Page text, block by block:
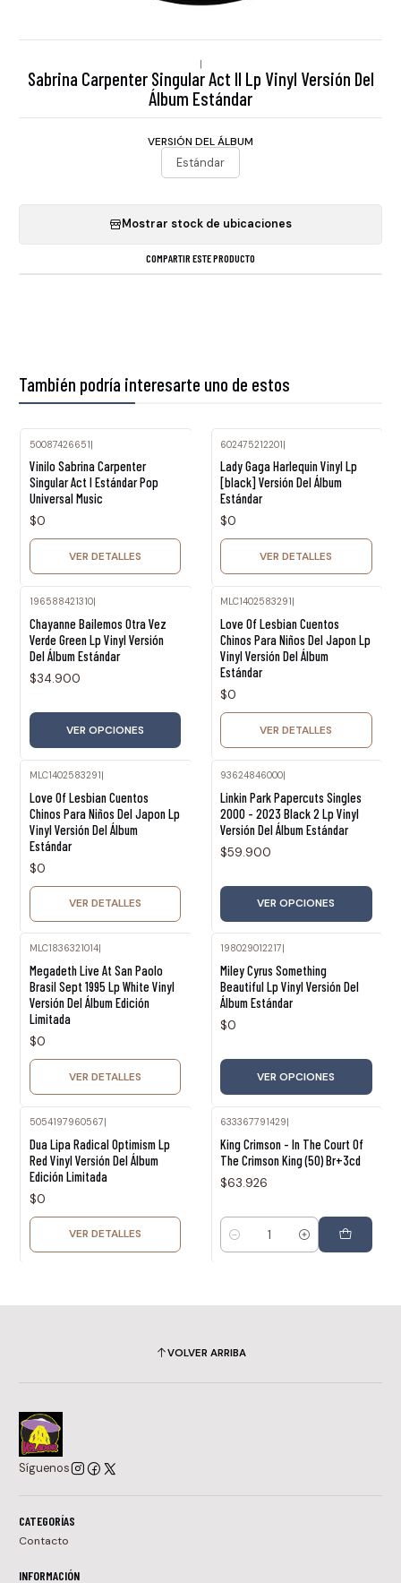
|
Sabrina Carpenter Singular Act Il Lp Vinyl Versión Del
Álbum Estándar
VERSIÓN DEL ÁLBUM
Estándar
Mostrar stock de ubicaciones
COMPARTIR ESTE PRODUCTO
También podría interesarte uno de estos
50087426651|
Vinilo Sabrina Carpenter
Singular Act I Estándar Pop
Universal Music
$0
VER DETALLES
602475212201|
Lady Gaga Harlequin Vinyl Lp
[black] Versión Del Álbum
Estándar
$0
VER DETALLES
196588421310|
Chayanne Bailemos Otra Vez
Verde Green Lp Vinyl Versión
Del Álbum Estándar
$34.900
VER OPCIONES
MLC1402583291
Love Of Lesbian Cuentos
Chinos Para Niños Del Japon Lp
Vinyl Versión Del Álbum
Estándar
$0
VER DETALLES
MLC1402583291|
Love Of Lesbian Cuentos
Chinos Para Niños Del Japon Lp
Vinyl Versión Del Álbum
Estándar
$0
VER DETALLES
93624846000|
Linkin Park Papercuts Singles
2000 - 2023 Black 2 Lp Vinyl
Versión Del Álbum Estándar
$59.900
VER OPCIONES
MLC1836321014|
Megadeth Live At San Paolo
Brasil Sept 1995 Lp White Vinyl
Versión Del Álbum Edición
Limitada
$0
VER DETALLES
198029012217
Miley Cyrus Something
Beautiful Lp Vinyl Versión Del
Álbum Estándar
$0
VER OPCIONES
5054197960567|
Dua Lipa Radical Optimism Lp
Red Vinyl Versión Del Álbum
Edición Limitada
$0
VER DETALLES
633367791429|
King Crimson - In The Court Of
The Crimson King (50) Br+3cd
$63.926
Cantidad
VOLVER ARRIBA
Síguenos
CATEGORÍAS
Contacto
INFORMACIÓN